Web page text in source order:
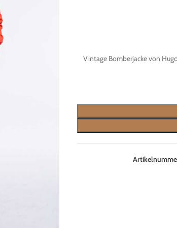
Vintage Bomberjacke von